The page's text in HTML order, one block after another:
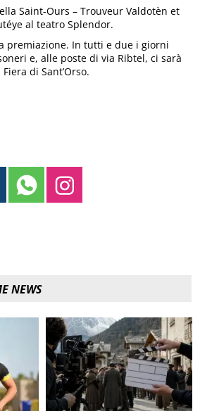
Saint-Ours – Trouveur Valdotèn et
al teatro Splendor.
premiazione. In tutti e due i giorni
e, alle poste di via Ribtel, ci sarà
di Sant’Orso.
NEWS